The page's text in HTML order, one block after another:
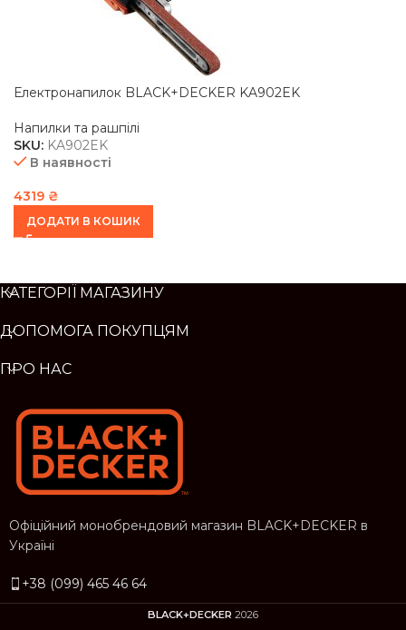
Електронапилок BLACK+DECKER KA902EK
Напилки та рашпілі
SKU: KA902EK
В наявності
4319 ₴
ДОДАТИ В КОШИК
КАТЕГОРІЇ МАГАЗИНУ
ДОПОМОГА ПОКУПЦЯМ
ПРО НАС
Офіційний монобрендовий магазин BLACK+DECKER в
Україні
+38 (099) 465 46 64
BLACK+DECKER 2026